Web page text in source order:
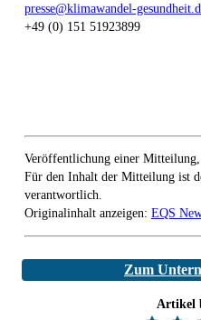
presse@klimawandel-
+49 (0) 151 51923899
Veröffentlichung einer
Für den Inhalt der Mitteilung ist
verantwortlich.
Originalinhalt anzeigen: EQS
Zum
Artikel